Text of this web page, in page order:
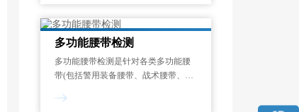
pH条件下，1分钟内水解蛋白质底物
释放1μmol显色呈
多功能腰带检测
多功能腰带检测是针对各类多功能腰
带(包括警用装备腰带、战术腰带、工
性能、化学安全性、环境适应性和使